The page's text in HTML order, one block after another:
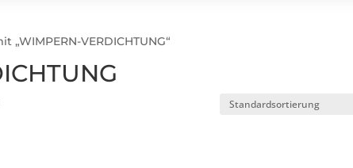
VERDICHTUNG“